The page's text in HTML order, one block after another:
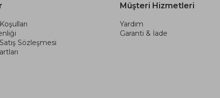
Sözleşmesi
Müşteri Hizmetleri
Yardım
Garanti & İade